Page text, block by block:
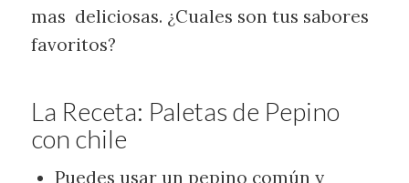
mas deliciosas. ¿Cuales son tus sabores
favoritos?
La Receta: Paletas de Pepino
con chile
Puedes usar un pepino común y